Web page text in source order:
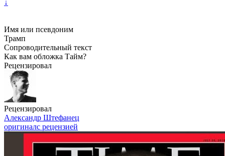
↓
Имя или псевдоним
Трамп
Сопроводительный текст
Как вам обложка Тайм?
Рецензировал
Рецензировал
Александр Штефанец
оригиналс рецензией